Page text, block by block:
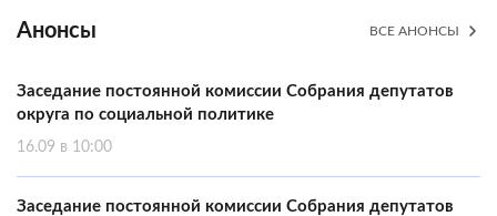
Анонсы ВСЕ АНОНСЫ
Заседание постоянной комиссии Собрания депутатов
округа по социальной политике
16.09 в 10:00
Заседание постоянной комиссии Собрания депутатов